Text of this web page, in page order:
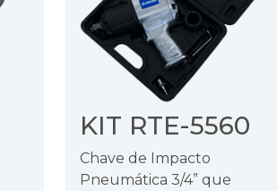
KIT RTE-5560
Chave de Impacto
Pneumática 3/4” que